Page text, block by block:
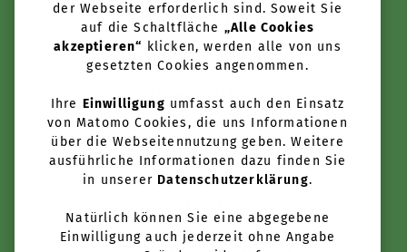
Über uns
Anbieter werden
Newsletter
Kontakt
Nutzungsbedingungen
der Webseite erforderlich sind. Soweit Sie
auf die Schaltfläche „Alle Cookies
akzeptieren“ klicken, werden alle von uns
gesetzten Cookies angenommen.
Ihre Einwilligung umfasst auch den Einsatz
von Matomo Cookies, die uns Informationen
über die Webseitennutzung geben. Weitere
ausführliche Informationen dazu finden Sie
in unserer Datenschutzerklärung.
Natürlich können Sie eine abgegebene
Einwilligung auch jederzeit ohne Angabe